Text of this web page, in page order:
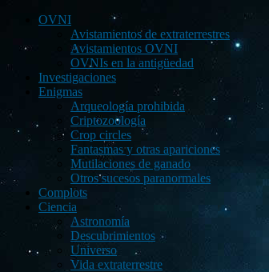
OVNI
Avistamientos de extraterrestres
Avistamientos OVNI
OVNIs en la antigüedad
Investigaciones
Enigmas
Arqueología prohibida
Criptozoología
Crop circles
Fantasmas y otras apariciones
Mutilaciones de ganado
Otros sucesos paranormales
Complots
Ciencia
Astronomía
Descubrimientos
Universo
Vida extraterrestre